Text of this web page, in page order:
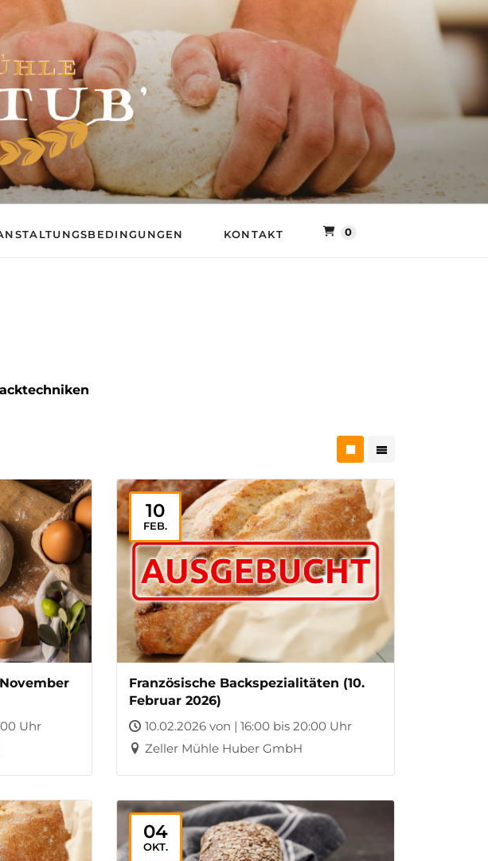
ZELLER MÜHLE
KONTAKT 0
Uhr
10
FEB.
Französische Backspezialitäten (10.
Februar 2026)
10.02.2026 von | 16:00 bis 20:00 Uhr
Zeller Mühle Huber GmbH
04
OKT.